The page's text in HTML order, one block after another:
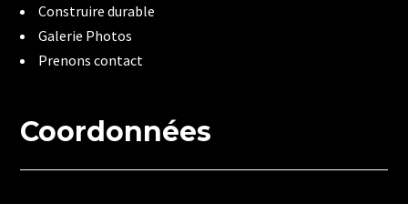
Construire durable
Galerie Photos
Prenons contact
Coordonnées